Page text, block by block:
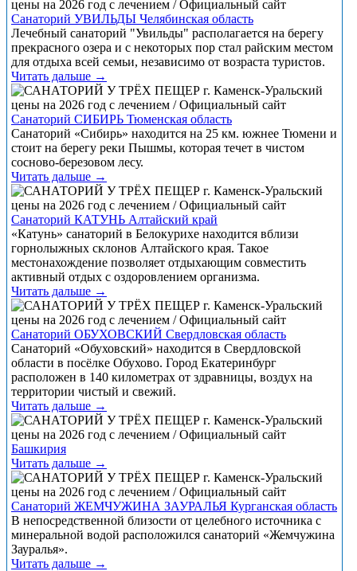
Санаторий УВИЛЬДЫ Челябинская область
Лечебный санаторий "Увильды" располагается на берегу
прекрасного озера и с некоторых пор стал райским местом
для отдыха всей семьи, независимо от возраста туристов.
Читать дальше →
Санаторий СИБИРЬ Тюменская область
Санаторий «Сибирь» находится на 25 км. южнее Тюмени и
стоит на берегу реки Пышмы, которая течет в чистом
сосново-березовом лесу.
Читать дальше →
Санаторий КАТУНЬ Алтайский край
«Катунь» санаторий в Белокурихе находится вблизи
горнолыжных склонов Алтайского края. Такое
местонахождение позволяет отдыхающим совместить
активный отдых с оздоровлением организма.
Читать дальше →
Санаторий ОБУХОВСКИЙ Свердловская область
Санаторий «Обуховский» находится в Свердловской
области в посёлке Обухово. Город Екатеринбург
расположен в 140 километрах от здравницы, воздух на
территории чистый и свежий.
Читать дальше →
Башкирия
Читать дальше →
Санаторий ЖЕМЧУЖИНА ЗАУРАЛЬЯ Курганская область
В непосредственной близости от целебного источника с
минеральной водой расположился санаторий «Жемчужина
Зауралья».
Читать дальше →